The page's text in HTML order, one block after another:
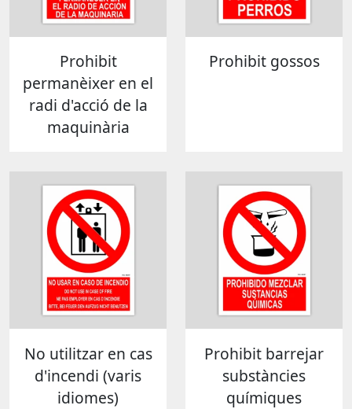
Prohibit
permanèixer en el
radi d'acció de la
maquinària
Prohibit gossos
No utilitzar en cas
d'incendi (varis
idiomes)
Prohibit barrejar
substàncies
químiques